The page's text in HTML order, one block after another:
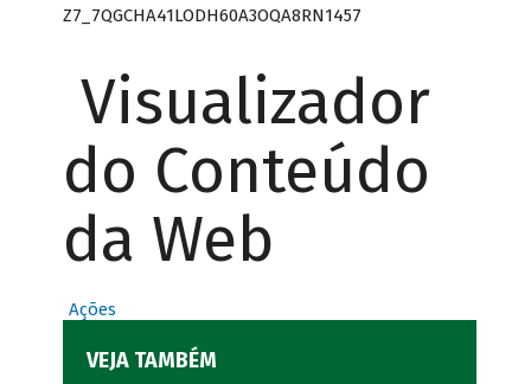
Z7_7QGCHA41LODH60A3OQA8RN1457
Visualizador
do Conteúdo
da Web
Ações
VEJA TAMBÉM